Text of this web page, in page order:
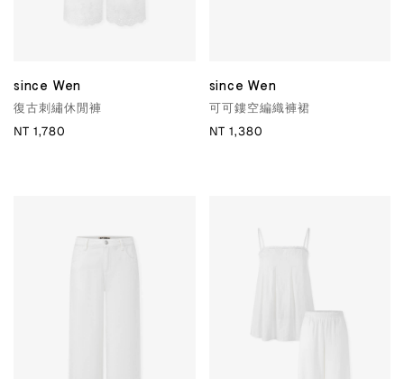
since Wen
復古刺繡休閒褲
NT 1,780
since Wen
可可鏤空編織褲裙
NT 1,380